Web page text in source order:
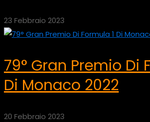
23 Febbraio 2023
79° Gran Premio Di
Di Monaco 2022
20 Febbraio 2023